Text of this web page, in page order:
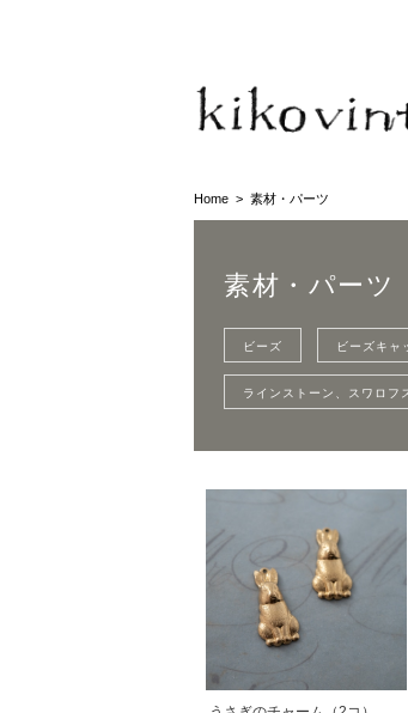
Home 素材・パーツ
素材・パーツ
ビーズ ビーズキャ
ラインストーン、スワロフ